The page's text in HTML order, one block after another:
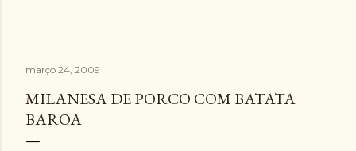
março 24, 2009
MILANESA DE PORCO COM BATATA
BAROA